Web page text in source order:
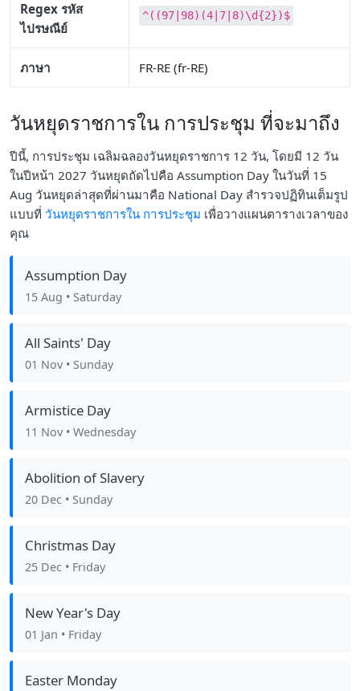
Regex รหัส
ไปรษณีย์
^((97|98)(4|7|8)\d{2})$
ภาษา FR-RE (fr-RE)
วันหยุดราชการใน การประชุม ที่จะมาถึง
ปีนี้, การประชุม เฉลิมฉลองวันหยุดราชการ 12 วัน, โดยมี 12 วัน
ในปีหน้า 2027 วันหยุดถัดไปคือ Assumption Day ในวันที่ 15
Aug วันหยุดล่าสุดที่ผ่านมาคือ National Day สำรวจปฏิทินเต็มรูป
แบบที่ วันหยุดราชการใน การประชุม เพื่อวางแผนตารางเวลาของ
คุณ
Assumption Day
15 Aug • Saturday
All Saints' Day
01 Nov • Sunday
Armistice Day
11 Nov • Wednesday
Abolition of Slavery
20 Dec • Sunday
Christmas Day
25 Dec • Friday
New Year's Day
01 Jan • Friday
Easter Monday